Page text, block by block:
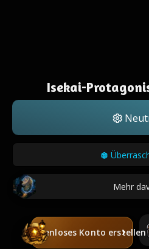
Isekai-
Mehr
Kostenloses Konto erstellen